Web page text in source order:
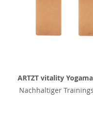
ARTZT vitality
Nachhaltiger